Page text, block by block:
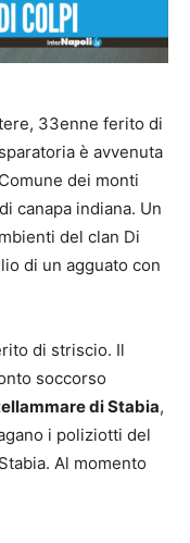
33enne ferito di
è avvenuta
dei monti
canapa indiana. Un
del clan Di
di un agguato con
di striscio. Il
soccorso
di Stabia,
i poliziotti del
Al momento